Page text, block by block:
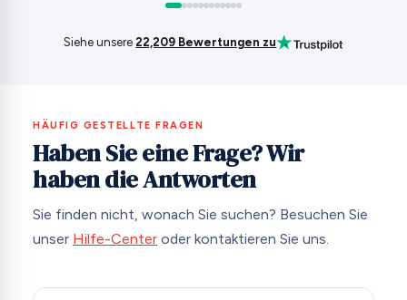
Siehe unsere22,209 Bewertungen zu
HÄUFIG GESTELLTE FRAGEN
Haben Sie eine Frage? Wir
haben die Antworten
Sie finden nicht, wonach Sie suchen? Besuchen Sie
unser Hilfe-Center oder kontaktieren Sie uns.